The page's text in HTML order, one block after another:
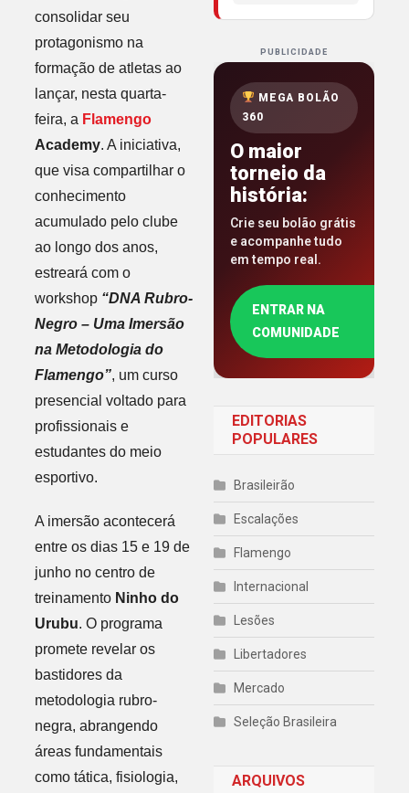
consolidar seu
protagonismo na
formação de atletas ao
lançar, nesta quarta-
feira, a Flamengo
Academy. A iniciativa,
que visa compartilhar o
conhecimento
acumulado pelo clube
ao longo dos anos,
estreará com o
workshop “DNA Rubro-
Negro – Uma Imersão
na Metodologia do
Flamengo”, um curso
presencial voltado para
profissionais e
estudantes do meio
esportivo.
A imersão acontecerá
entre os dias 15 e 19 de
junho no centro de
treinamento Ninho do
Urubu. O programa
promete revelar os
bastidores da
metodologia rubro-
negra, abrangendo
áreas fundamentais
como tática, fisiologia,
PUBLICIDADE
MEGA BOLÃO
360
O maior
torneio da
história:
Crie seu bolão grátis
e acompanhe tudo
em tempo real.
ENTRAR NA
COMUNIDADE
EDITORIAS
POPULARES
Brasileirão
Escalações
Flamengo
Internacional
Lesões
Libertadores
Mercado
Seleção Brasileira
ARQUIVOS